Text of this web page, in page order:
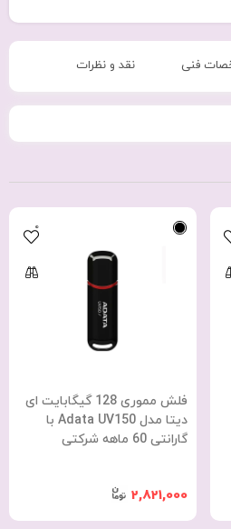
فنی نقد و نظرات
فلش مموری 128 گیگابایت ای
دیتا مدل Adata UV150 با
گارانتی 60 ماهه شرکتی
2,821,000
0